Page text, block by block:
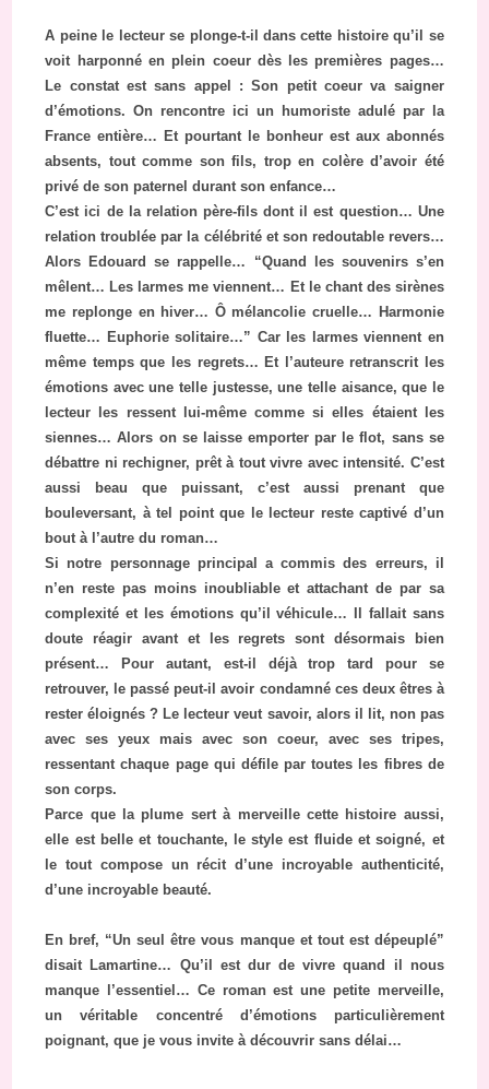
A peine le lecteur se plonge-t-il dans cette histoire qu’il se
voit harponné en plein coeur dès les premières pages…
Le constat est sans appel : Son petit coeur va saigner
d’émotions. On rencontre ici un humoriste adulé par la
France entière… Et pourtant le bonheur est aux abonnés
absents, tout comme son fils, trop en colère d’avoir été
privé de son paternel durant son enfance…
C’est ici de la relation père-fils dont il est question… Une
relation troublée par la célébrité et son redoutable revers…
Alors Edouard se rappelle… “Quand les souvenirs s’en
mêlent… Les larmes me viennent… Et le chant des sirènes
me replonge en hiver… Ô mélancolie cruelle… Harmonie
fluette… Euphorie solitaire…” Car les larmes viennent en
même temps que les regrets… Et l’auteure retranscrit les
émotions avec une telle justesse, une telle aisance, que le
lecteur les ressent lui-même comme si elles étaient les
siennes… Alors on se laisse emporter par le flot, sans se
débattre ni rechigner, prêt à tout vivre avec intensité. C’est
aussi beau que puissant, c’est aussi prenant que
bouleversant, à tel point que le lecteur reste captivé d’un
bout à l’autre du roman…
Si notre personnage principal a commis des erreurs, il
n’en reste pas moins inoubliable et attachant de par sa
complexité et les émotions qu’il véhicule… Il fallait sans
doute réagir avant et les regrets sont désormais bien
présent… Pour autant, est-il déjà trop tard pour se
retrouver, le passé peut-il avoir condamné ces deux êtres à
rester éloignés ? Le lecteur veut savoir, alors il lit, non pas
avec ses yeux mais avec son coeur, avec ses tripes,
ressentant chaque page qui défile par toutes les fibres de
son corps.
Parce que la plume sert à merveille cette histoire aussi,
elle est belle et touchante, le style est fluide et soigné, et
le tout compose un récit d’une incroyable authenticité,
d’une incroyable beauté.
En bref, “Un seul être vous manque et tout est dépeuplé”
disait Lamartine… Qu’il est dur de vivre quand il nous
manque l’essentiel… Ce roman est une petite merveille,
un véritable concentré d’émotions particulièrement
poignant, que je vous invite à découvrir sans délai…